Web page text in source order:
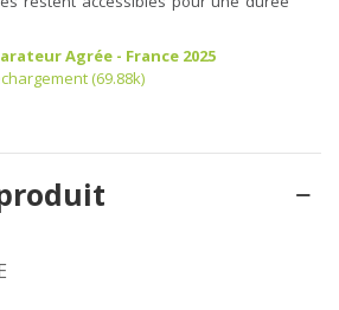
Agrée - France 2025
(69.88k)